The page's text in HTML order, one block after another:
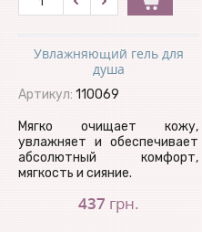
Увлажняющий гель для
душа
Артикул: 110069
Мягко очищает кожу,
увлажняет и обеспечивает
абсолютный комфорт,
мягкость и сияние.
437 грн.